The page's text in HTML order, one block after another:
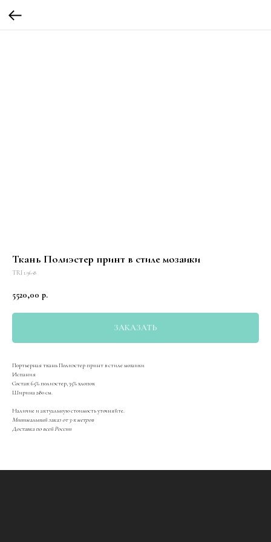
Ткань Полиэстер принт в стиле мозаики
TRI 1.96-8
5520,00 р.
ЗАКАЗАТЬ
Портьерная ткань Полиэстер принт в стиле мозаики
Испания
Состав: 65% полиэстер, 35% хлопок
Ширина 280 см.
Наличие и актуальную стоимость уточняйте.
Минимальный заказ от 3-х метров
Доставка по всей России